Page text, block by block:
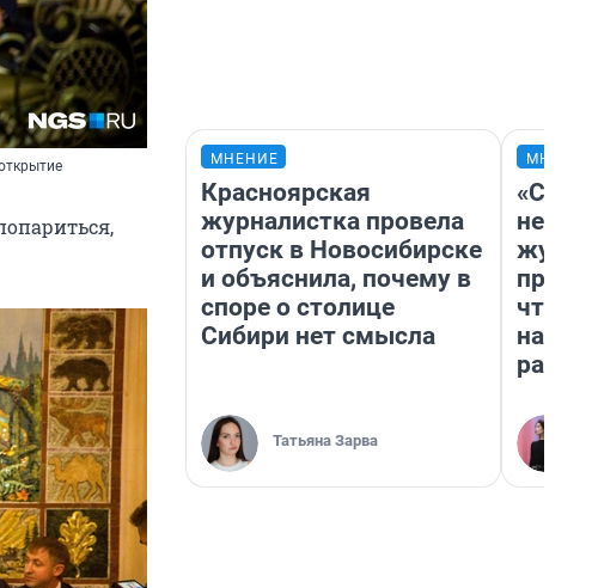
МНЕНИЕ
Красноярская
журналистка провела
отпуск в Новосибирске
и объяснила, почему в
споре о столице
Сибири нет смысла
Татьяна Зарва
на
ради